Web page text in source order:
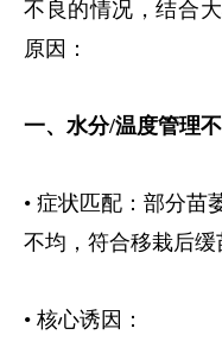
不良的情况，结合
原因：
一、水分/温度管理
• 症状匹配：部分苗
不均，符合移栽后缓
• 核心诱因：